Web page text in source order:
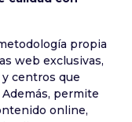
propia
web exclusivas,
centros que
permite
online,